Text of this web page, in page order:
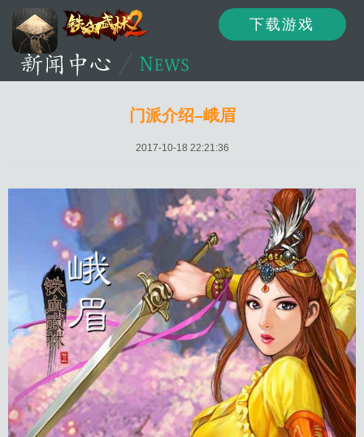
下载游戏
门派介绍–峨眉
2017-10-18 22:21:36
资讯
论坛 下载 客服